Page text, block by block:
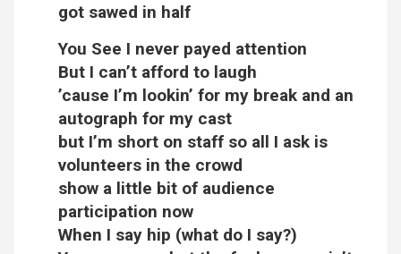
got sawed in half
You See I never payed attention
But I can’t afford to laugh
’cause I’m lookin’ for my break and an
autograph for my cast
but I’m short on staff so all I ask is
volunteers in the crowd
show a little bit of audience
participation now
When I say hip (what do I say?)